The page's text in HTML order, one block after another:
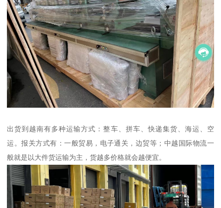
出货到越南有多种运输方式：整车、拼车、快递集货、海运、空
运。报关方式有：一般贸易，电子通关，边贸等；中越国际物流一
般就是以大件货运输为主，货越多价格就会越便宜。